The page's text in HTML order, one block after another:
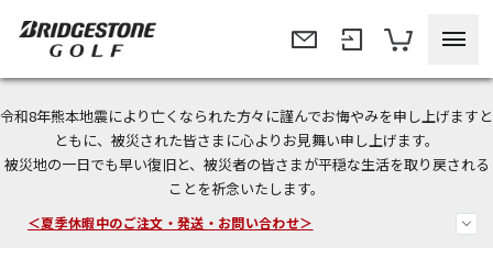
令和8年熊本地震により亡くなられた方々に謹んでお悔やみを申し上げますと
ともに、被災された皆さまに心よりお見舞い申し上げます。
被災地の一日でも早い復旧と、被災者の皆さまが平穏な生活を取り戻される
ことを祈念いたします。
今なら新規会員登録で1,000円OFFクーポンプレゼント！
＜商品配送に関するお知らせ＞
＜夏季休暇中のご注文・発送・お問い合わせ＞